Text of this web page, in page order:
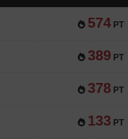
574 PT
389 PT
378 PT
133 PT